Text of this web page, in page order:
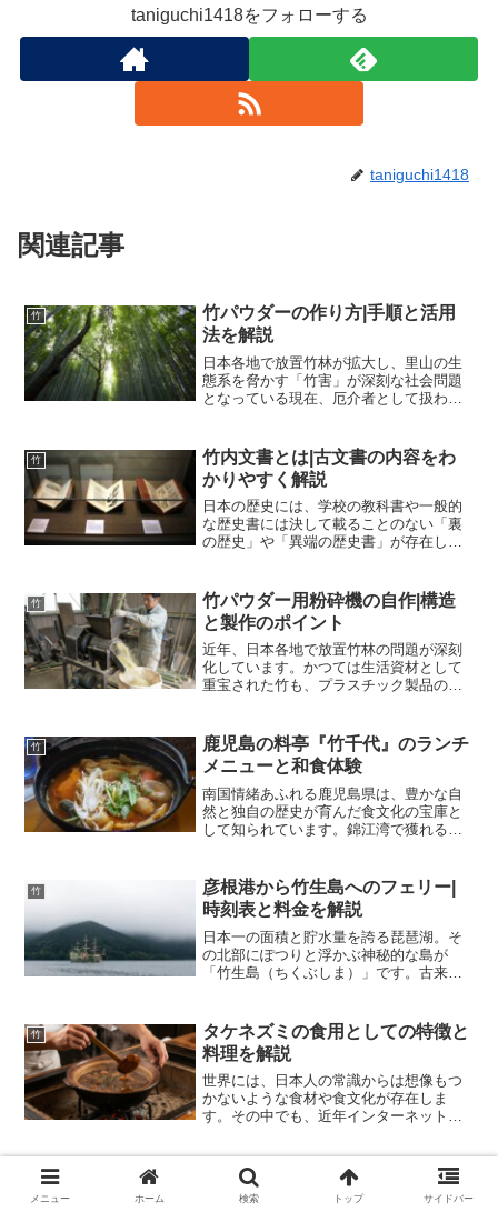
taniguchi1418をフォローする
taniguchi1418
関連記事
竹
竹パウダーの作り方|手順と活用
法を解説
日本各地で放置竹林が拡大し、里山の生
態系を脅かす「竹害」が深刻な社会問題
となっている現在、厄介者として扱われ
知でしょうか。その中でも、農業や畜
産、さらには家庭での生ゴミ...
竹
竹内文書とは|古文書の内容をわ
かりやすく解説
日本の歴史には、学校の教科書や一般的
な歴史書には決して載ることのない「裏
の歴史」や「異端の歴史書」が存在しま
学からは「偽書（ぎしょ）」として扱わ
れながらも、一部の熱狂的...
竹
竹パウダー用粉砕機の自作|構造
と製作のポイント
近年、日本各地で放置竹林の問題が深刻
化しています。かつては生活資材として
重宝された竹も、プラスチック製品の普
侵食している現状があります。この厄介
者扱いされている竹を有効...
竹
鹿児島の料亭『竹千代』のランチ
メニューと和食体験
南国情緒あふれる鹿児島県は、豊かな自
然と独自の歴史が育んだ食文化の宝庫と
して知られています。錦江湾で獲れる新
黒牛など、枚挙にいとまがないほどの食
材が存在します。こうした...
竹
彦根港から竹生島へのフェリー|
時刻表と料金を解説
日本一の面積と貯水量を誇る琵琶湖。そ
の北部にぽつりと浮かぶ神秘的な島が
「竹生島（ちくぶしま）」です。古来よ
れています。西国三十三所札所めぐりの
第三十番札所である宝厳寺や...
竹
タケネズミの食用としての特徴と
料理を解説
世界には、日本人の常識からは想像もつ
かないような食材や食文化が存在しま
す。その中でも、近年インターネット動
部の美食家や好奇心旺盛な層から熱い視
線を注がれている食材があります。それ
が「タケネズミ」です。ネズ...
メニュー ホーム 検索 トップ サイドバー